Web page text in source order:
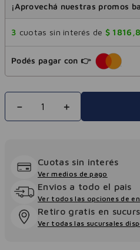
¡Aprovechá nuestras promos
3 cuotas sin interés de $ 1816 ,
Podés pagar con 👉
＋
－
Cuotas sin interés
Ver medios de pago
Envios a todo el pais
Ver todos las opciones de
Retiro gratis en
Ver todas las sucursales